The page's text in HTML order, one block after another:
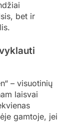
bet ir
– visuotinių
laisvai
gamtoje, jei